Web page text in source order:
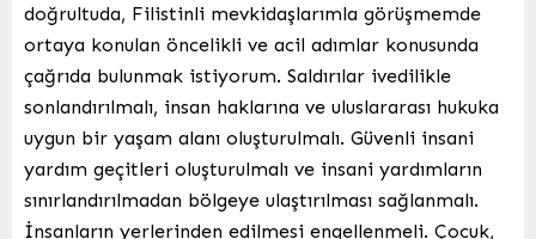
doğrultuda, Filistinli mevkidaşlarımla görüşmemde
ortaya konulan öncelikli ve acil adımlar konusunda
çağrıda bulunmak istiyorum. Saldırılar ivedilikle
sonlandırılmalı, insan haklarına ve uluslararası hukuka
uygun bir yaşam alanı oluşturulmalı. Güvenli insani
yardım geçitleri oluşturulmalı ve insani yardımların
sınırlandırılmadan bölgeye ulaştırılması sağlanmalı.
İnsanların yerlerinden edilmesi engellenmeli. Çocuk,